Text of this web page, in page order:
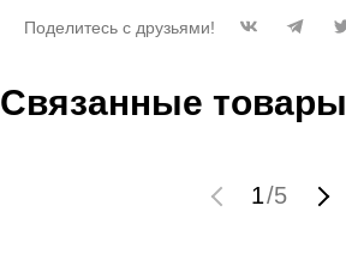
Поделитесь с друзьями!
Связанные товары
1/5